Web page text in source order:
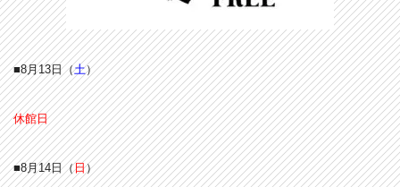
■8月13日（土）
休館日
■8月14日（日）